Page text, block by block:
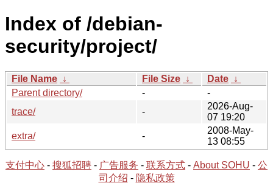
Index of /debian-
security/project/
File Name ↓ File Size ↓ Date ↓
Parent directory/
-
-
trace/
-
2026-Aug-
07 19:20
extra/
-
2008-May-
13 08:55
支付中心 - 搜狐招聘 - 广告服务 - 联系方式 - About SOHU - 公
司介绍 - 隐私政策